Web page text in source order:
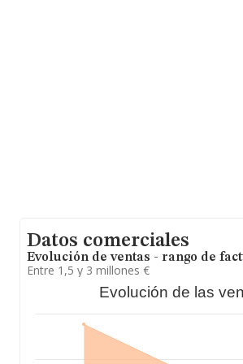
Datos comerciales
Evolución de ventas - rango de
Entre 1,5 y 3 millones €
Evolución de las